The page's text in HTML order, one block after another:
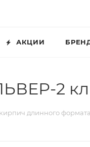
АКЦИИ
2
длинного формата